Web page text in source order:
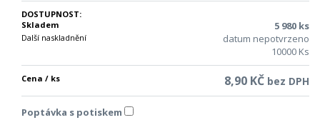
DOSTUPNOST:
Skladem
5 980 ks
Další naskladnění
datum nepotvrzeno
10000 Ks
Cena / ks 8,90 KČ bez DPH
Poptávka s potiskem